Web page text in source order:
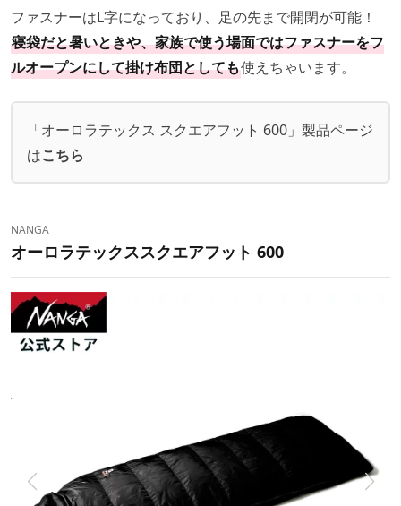
ファスナーはL字になっており、足の先まで開閉が可能！
寝袋だと暑いときや、家族で使う場面ではファスナーをフ
ルオープンにして掛け布団としても使えちゃいます。
「オーロラテックス スクエアフット 600」製品ページ
はこちら
NANGA
オーロラテックススクエアフット 600